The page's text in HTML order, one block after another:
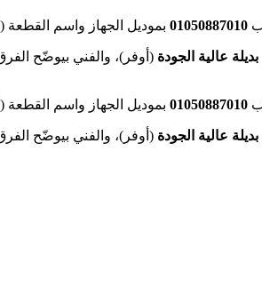
01050887010 بموديل الجهاز واسم القطعة
بديلة عالية الجودة (أوفر)، والفني بيوضّح
01050887010 بموديل الجهاز واسم القطعة
بديلة عالية الجودة (أوفر)، والفني بيوضّح